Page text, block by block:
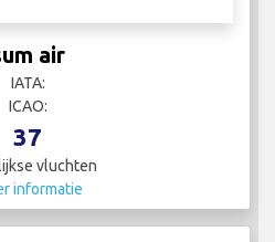
air
IATA:
ICAO:
37
vluchten
informatie